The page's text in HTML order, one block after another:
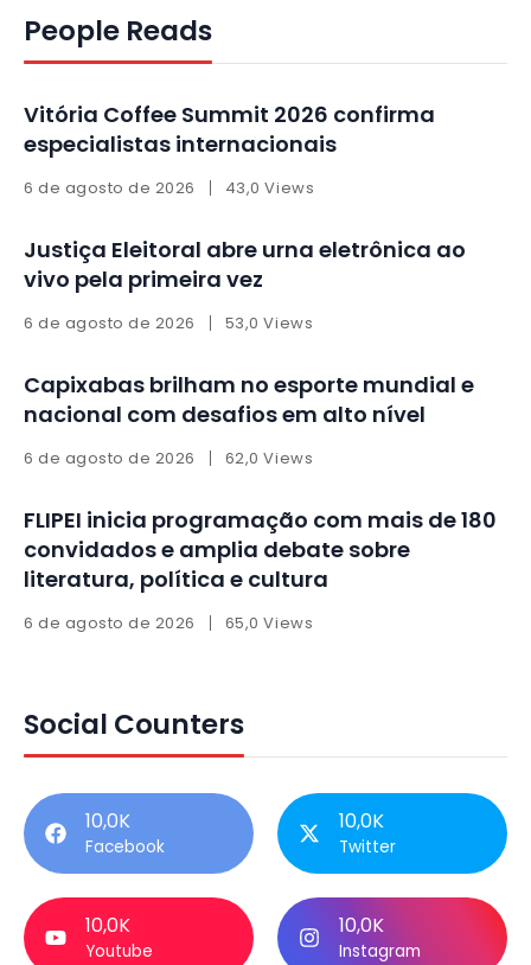
People Reads
Vitória Coffee Summit 2026 confirma
especialistas internacionais
6 de agosto de 2026 43,0 Views
Justiça Eleitoral abre urna eletrônica ao
vivo pela primeira vez
6 de agosto de 2026 53,0 Views
Capixabas brilham no esporte mundial e
nacional com desafios em alto nível
6 de agosto de 2026 62,0 Views
FLIPEI inicia programação com mais de 180
convidados e amplia debate sobre
literatura, política e cultura
6 de agosto de 2026 65,0 Views
Social Counters
10,0K
Facebook
10,0K
Twitter
10,0K
Youtube
10,0K
Instagram